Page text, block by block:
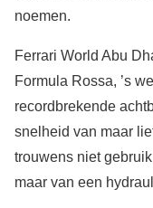
noemen.
Ferrari World Abu
Formula Rossa, ’s
recordbrekende
snelheid van maar
trouwens niet
maar van een